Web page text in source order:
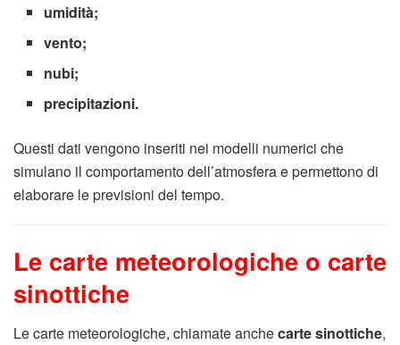
umidità;
vento;
nubi;
precipitazioni.
Questi dati vengono inseriti nei modelli numerici che
simulano il comportamento dell’atmosfera e permettono di
elaborare le previsioni del tempo.
Le carte meteorologiche o carte
sinottiche
Le carte meteorologiche, chiamate anchecarte sinottiche,